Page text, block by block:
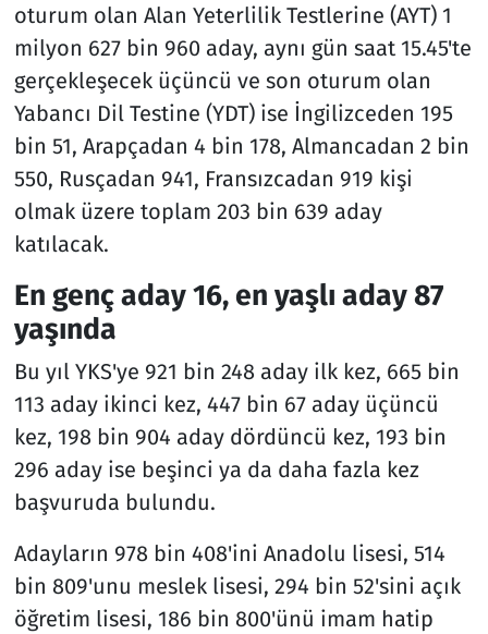
oturum olan Alan Yeterlilik Testlerine (AYT) 1
milyon 627 bin 960 aday, aynı gün saat 15.45'te
gerçekleşecek üçüncü ve son oturum olan
Yabancı Dil Testine (YDT) ise İngilizceden 195
bin 51, Arapçadan 4 bin 178, Almancadan 2 bin
550, Rusçadan 941, Fransızcadan 919 kişi
olmak üzere toplam 203 bin 639 aday
katılacak.
En genç aday 16, en yaşlı aday 87
yaşında
Bu yıl YKS'ye 921 bin 248 aday ilk kez, 665 bin
113 aday ikinci kez, 447 bin 67 aday üçüncü
kez, 198 bin 904 aday dördüncü kez, 193 bin
296 aday ise beşinci ya da daha fazla kez
başvuruda bulundu.
Adayların 978 bin 408'ini Anadolu lisesi, 514
bin 809'unu meslek lisesi, 294 bin 52'sini açık
öğretim lisesi, 186 bin 800'ünü imam hatip